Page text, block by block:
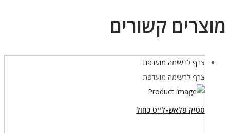
מוצרים קשורים
צרף לרשימה מועדפת
צרף לרשימה מועדפת
סטיק פלאש-לייט כחול